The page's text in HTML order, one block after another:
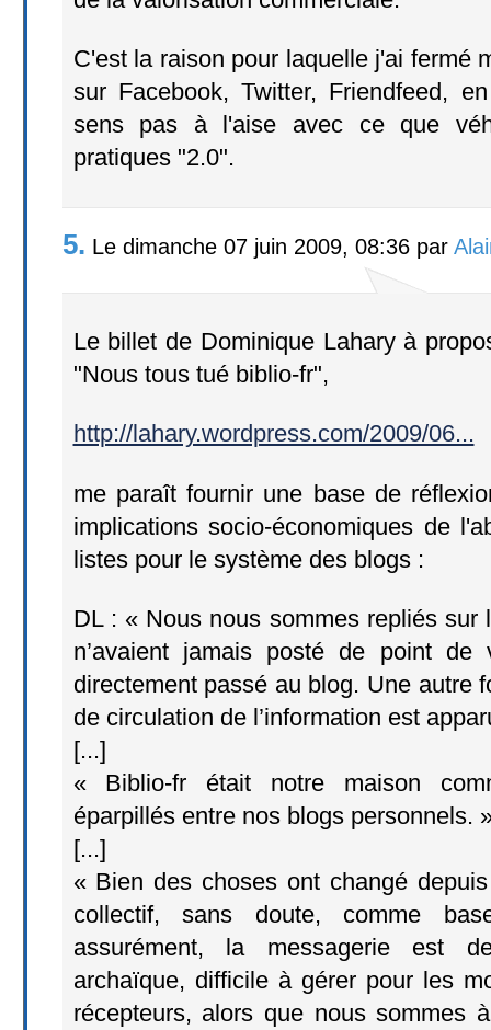
C'est la raison pour laquelle j'ai fermé
sur Facebook, Twitter, Friendfeed,
sens pas à l'aise avec ce que
pratiques "2.0".
5. Le dimanche 07 juin 2009, 08:36 par
Le billet de Dominique Lahary à
"Nous tous tué biblio-fr",
http://lahary.wordpress.com/2009/06...
me paraît fournir une base de
implications socio-économiques de
listes pour le système des blogs :
DL : « Nous nous sommes repliés sur
n’avaient jamais posté de point
directement passé au blog. Une autre
de circulation de l’information est
[...]
« Biblio-fr était notre maison
éparpillés entre nos blogs personnels.
[...]
« Bien des choses ont changé
collectif, sans doute, comme
assurément, la messagerie est
archaïque, difficile à gérer pour les
récepteurs, alors que nous sommes